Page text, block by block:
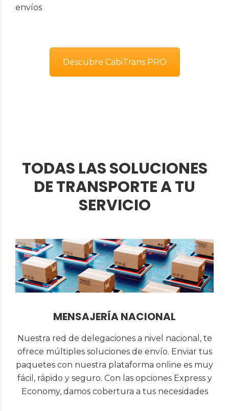
envíos
Descubre CabiTrans PRO
TODAS LAS SOLUCIONES
DE TRANSPORTE A TU
SERVICIO
MENSAJERÍA NACIONAL
Nuestra red de delegaciones a nivel nacional, te
ofrece múltiples soluciones de envío. Enviar tus
paquetes con nuestra plataforma online es muy
fácil, rápido y seguro. Con las opciones Express y
Economy, damos cobertura a tus necesidades